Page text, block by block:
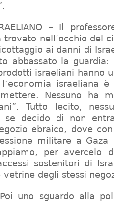
– Il
trovato nell’occhio del
ai danni di
abbassato la guardia:
israeliani hanno
israeliana è
Nessuno ha
Tutto lecito,
se decido di non
ebraico, dove
militare a
per avercelo
sostenitori di
vetrine degli stessi
Poi uno sguardo alla